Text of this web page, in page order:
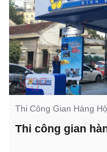
Thi Công Gian Hàng
Thi công gian